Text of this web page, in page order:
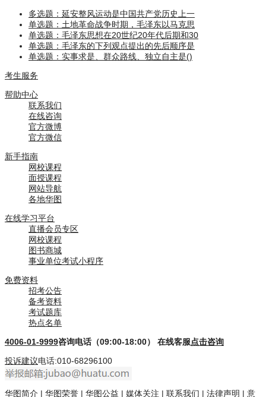
多选题：延安整风运动是中国共产党历史上一
单选题：土地革命战争时期，毛泽东以马克思
单选题：毛泽东思想在20世纪20年代后期和30
单选题：毛泽东的下列观点提出的先后顺序是
单选题：实事求是、群众路线、独立自主是()
考生服务
帮助中心
联系我们
在线咨询
官方微博
官方微信
新手指南
网校课程
面授课程
网站导航
各地华图
在线学习平台
直播会员专区
网校课程
图书商城
事业单位考试小程序
免费资料
招考公告
备考资料
考试题库
热点名单
4006-01-9999咨询电话（09:00-18:00） 在线客服点击咨询
投诉建议电话:010-68296100
华图简介 | 华图荣誉 | 华图公益 | 媒体关注 | 联系我们 | 法律声明 | 意